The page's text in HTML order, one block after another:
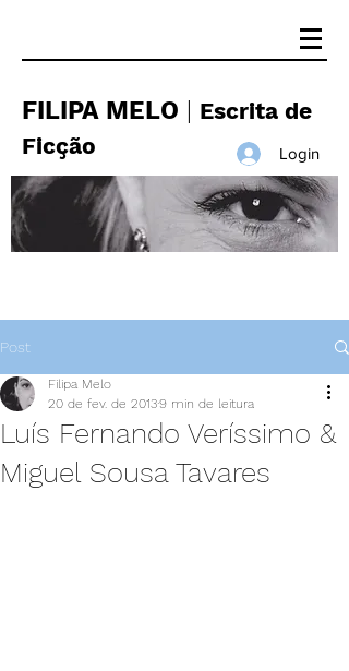
FILIPA MELO
Escrita de
Ficção
Login
Post
Luís Fernando Veríssimo &
Miguel Sousa Tavares
Filipa Melo
20 de fev. de 20139 min de leitura